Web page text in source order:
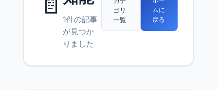
1件の記事
が見つか
りました
ゴリ
一覧
ムに
戻る